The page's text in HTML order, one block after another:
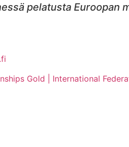
pelatusta Euroopan
Gold | International